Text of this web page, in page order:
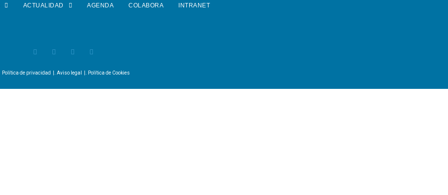
ACTUALIDAD AGENDA COLABORA INTRANET
Política de privacidad |. Aviso legal |. Política de Cookies